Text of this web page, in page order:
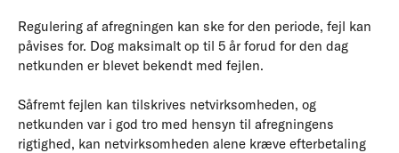
Regulering af afregningen kan ske for den periode, fejl kan
påvises for. Dog maksimalt op til 5 år forud for den dag
netkunden er blevet bekendt med fejlen.
Såfremt fejlen kan tilskrives netvirksomheden, og
netkunden var i god tro med hensyn til afregningens
rigtighed, kan netvirksomheden alene kræve efterbetaling